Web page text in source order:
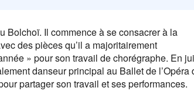
Bolchoï. Il commence à se consacrer à la
des pièces qu’il a majoritairement
» pour son travail de chorégraphe. En
danseur principal au Ballet de l’Opéra
partager son travail et ses performances.